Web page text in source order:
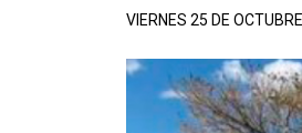
VIERNES 25 DE